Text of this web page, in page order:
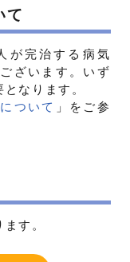
て
が完治する病気
ざいます。いず
なります。
ついて 」をご参
す。